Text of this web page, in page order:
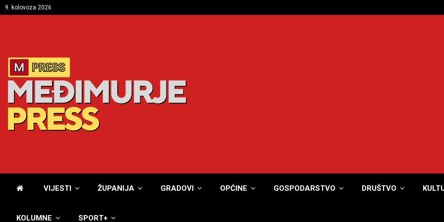
9. kolovoza 2026
VIJESTI ŽUPANIJA GRADOVI OPĆINE GOSPODARSTVO DRUŠTVO
KOLUMNE SPORT+